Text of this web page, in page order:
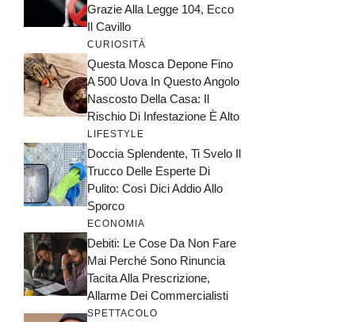
Grazie Alla Legge 104, Ecco
Il Cavillo
CURIOSITÀ
Questa Mosca Depone Fino
A 500 Uova In Questo Angolo
Nascosto Della Casa: Il
Rischio Di Infestazione È Alto
LIFESTYLE
Doccia Splendente, Ti Svelo Il
Trucco Delle Esperte Di
Pulito: Così Dici Addio Allo
Sporco
ECONOMIA
Debiti: Le Cose Da Non Fare
Mai Perché Sono Rinuncia
Tacita Alla Prescrizione,
Allarme Dei Commercialisti
SPETTACOLO